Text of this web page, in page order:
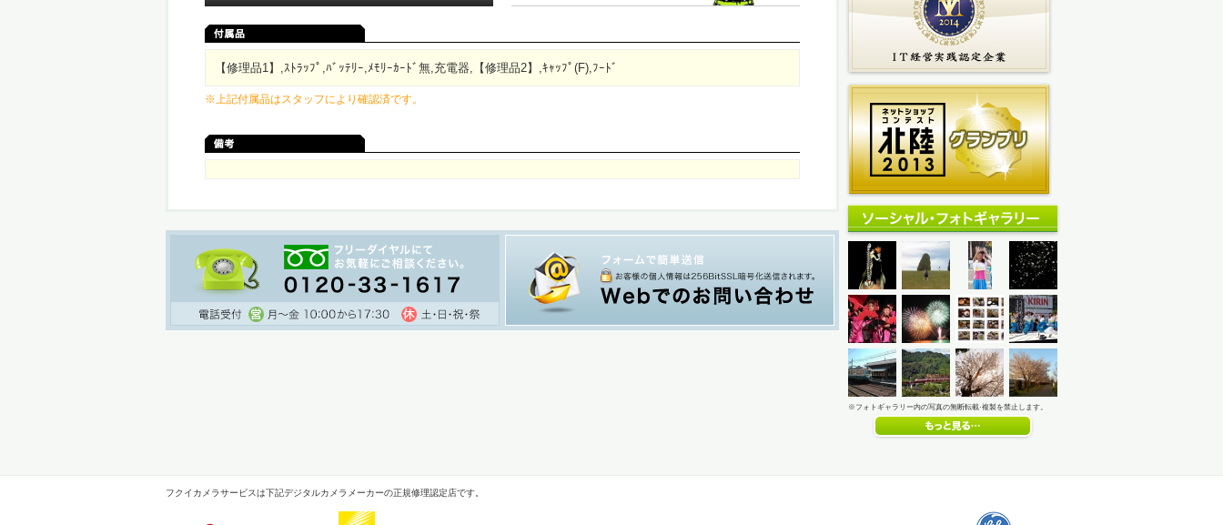
【修理品1】,ｽﾄﾗｯﾌﾟ,ﾊﾞｯﾃﾘｰ,ﾒﾓﾘｰｶｰﾄﾞ無,充電器,【修理品2】,ｷｬｯﾌﾟ(F),ﾌｰﾄﾞ
※上記付属品はスタッフにより確認済です。
※フォトギャラリー内の写真の無断転載·複製を禁止します。
フクイカメラサービスは下記デジタルカメラメーカーの正規修理認定店です。